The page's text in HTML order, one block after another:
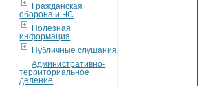
Гражданская
оборона и ЧС
Полезная
информация
Публичные слушания
Административно-
территориальное
деление